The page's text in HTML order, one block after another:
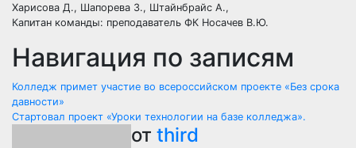
Харисова Д., Шапорева З., Штайнбрайс А.,
Капитан команды: преподаватель ФК Носачев В.Ю.
Навигация по записям
Колледж примет участие во всероссийском проекте «Без срока
давности»
Стартовал проект «Уроки технологии на базе колледжа».
от third